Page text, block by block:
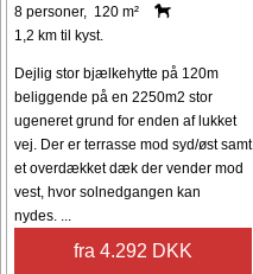
8 personer, 120 m²
1,2 km til kyst.
Dejlig stor bjælkehytte på 120m
beliggende på en 2250m2 stor
ugeneret grund for enden af lukket
vej. Der er terrasse mod syd/øst samt
et overdækket dæk der vender mod
vest, hvor solnedgangen kan
nydes. ...
fra 4.292 DKK